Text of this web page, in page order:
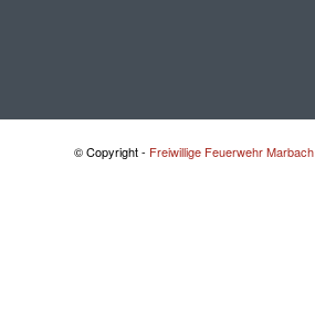
© Copyright - Freiwillige Feuerwehr Marbach